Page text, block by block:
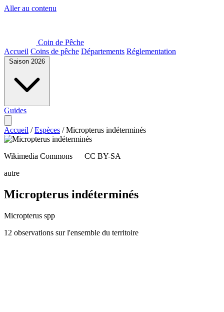
Aller au contenu
Coin de Pêche
Accueil Coins de pêche Départements Réglementation
Saison 2026
Guides
Accueil / Espèces / Micropterus indéterminés
Wikimedia Commons — CC BY-SA
autre
Micropterus indéterminés
Micropterus spp
12 observations sur l'ensemble du territoire